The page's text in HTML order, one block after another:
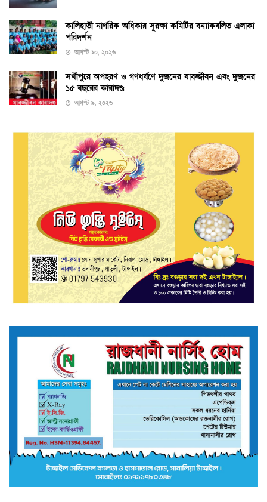
কালিহাতী নাগরিক অধিকার সুরক্ষা কমিটির বন্যাকবলিত এলাকা
পরিদর্শন
আগস্ট ১০, ২০২৬
সখীপুরে অপহরণ ও গণধর্ষণে দুজনের যাবজ্জীবন এবং দুজনের
১৫ বছরের কারাদণ্ড
আগস্ট ৯, ২০২৬